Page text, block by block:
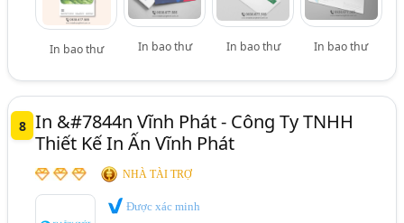
In bao thư In bao thư In bao thư In bao thư
8 In &#7844n Vĩnh Phát - Công Ty TNHH
Thiết Kế In Ấn Vĩnh Phát
NHÀ TÀI TRỢ
Được xác minh